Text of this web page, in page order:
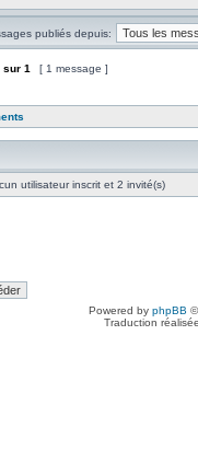
publiés depuis:
sur 1 [ 1 message ]
utilisateur inscrit et 2 invité(s)
Powered by phpBB
Traduction